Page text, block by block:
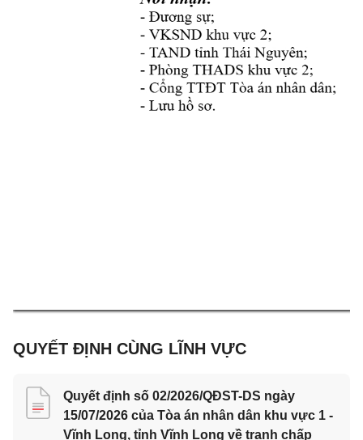
QUYẾT ĐỊNH CÙNG LĨNH VỰC
Quyết định số 02/2026/QĐST-DS ngày
15/07/2026 của Tòa án nhân dân khu vực 1 -
Vĩnh Long, tỉnh Vĩnh Long về tranh chấp